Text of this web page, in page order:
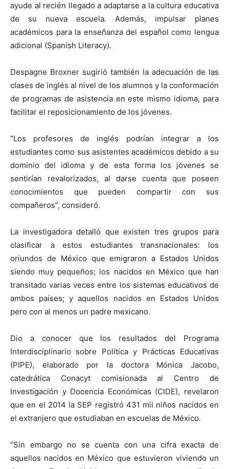
ayude al recién llegado a adaptarse a la cultura educativa
de su nueva escuela. Además, impulsar planes
académicos para la enseñanza del español como lengua
adicional (Spanish Literacy).
Despagne Broxner sugirió también la adecuación de las
clases de inglés al nivel de los alumnos y la conformación
de programas de asistencia en este mismo idioma, para
facilitar el reposicionamiento de los jóvenes.
“Los profesores de inglés podrían integrar a los
estudiantes como sus asistentes académicos debido a su
dominio del idioma y de esta forma los jóvenes se
sentirían revalorizados, al darse cuenta que poseen
conocimientos que pueden compartir con sus
compañeros”, consideró.
La investigadora detalló que existen tres grupos para
clasificar a estos estudiantes transnacionales: los
oriundos de México que emigraron a Estados Unidos
siendo muy pequeños; los nacidos en México que han
transitado varias veces entre los sistemas educativos de
ambos países; y aquellos nacidos en Estados Unidos
pero con al menos un padre mexicano.
Dio a conocer que los resultados del Programa
Interdisciplinario sobre Política y Prácticas Educativas
(PIPE), elaborado por la doctora Mónica Jacobo,
catedrática Conacyt comisionada al Centro de
Investigación y Docencia Económicas (CIDE), revelaron
que en el 2014 la SEP registró 431 mil niños nacidos en
el extranjero que estudiaban en escuelas de México.
“Sin embargo no se cuenta con una cifra exacta de
aquellos nacidos en México que estuvieron viviendo un